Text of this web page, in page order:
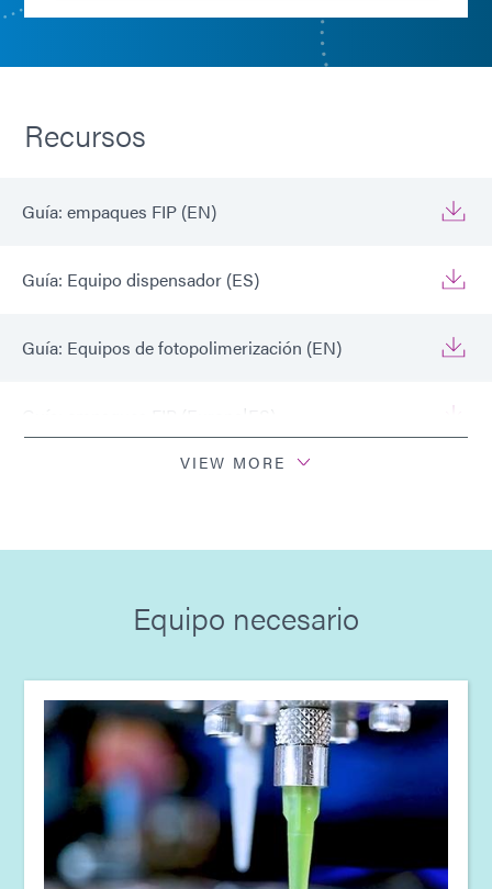
Recursos
Guía: empaques FIP (EN)
Guía: Equipo dispensador (ES)
Guía: Equipos de fotopolimerización (EN)
Guía: empaques FIP (Europa|ES)
Guía: Equipo dispensador (Europa|ES)
Guía: empaques FIP (Asia|ES)
Guía: Equipos de fotocurado (Asia|EN)
Guía: Equipo dispensador (Asia|ES)
VIEW MORE
Equipo necesario